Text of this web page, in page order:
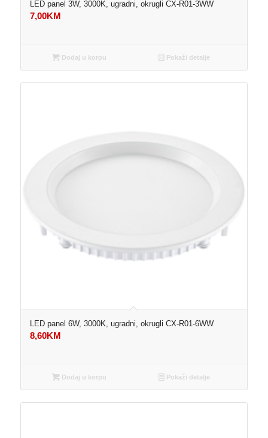
LED panel 3W, 3000K, ugradni, okrugli CX-R01-3WW
7,00KM
Dodaj u korpu Pokaži detalje
LED panel 6W, 3000K, ugradni, okrugli CX-R01-6WW
8,60KM
Dodaj u korpu Pokaži detalje